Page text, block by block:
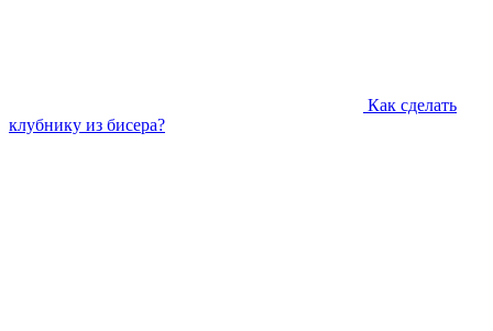
Как сделать
клубнику из бисера?